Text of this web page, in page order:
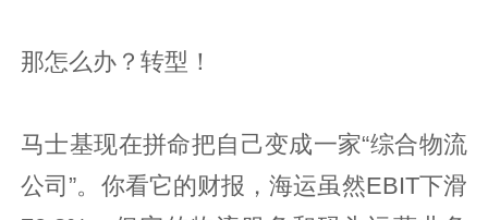
那怎么办？转型！
马士基现在拼命把自己变成一家“综合物流
公司”。你看它的财报，海运虽然EBIT下滑